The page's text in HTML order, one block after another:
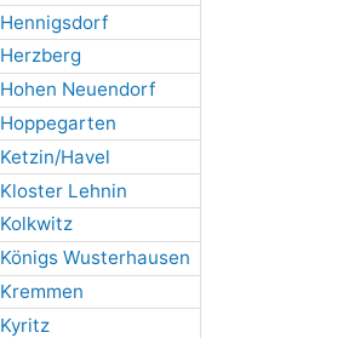
Hennigsdorf
Herzberg
Hohen Neuendorf
Hoppegarten
Ketzin/Havel
Kloster Lehnin
Kolkwitz
Königs Wusterhausen
Kremmen
Kyritz